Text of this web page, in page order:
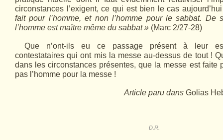
circonstances l’exi­gent, ce qui est bien le cas
fait pour l’homme, et non l’homme pour le sabbat. De
l’homme est maître même du sabbat » (Marc 2/27-28)
Que n’ont-ils eu ce passage présent à leur
contestataires qui ont mis la messe au-dessus de tout !
dans les circonstances présentes, que la messe est faite
pas l’homme pour la messe !
Article paru dans Golias
D.R.